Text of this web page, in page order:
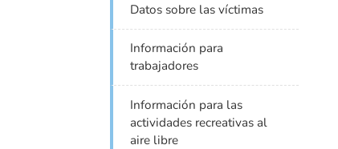
Datos sobre las víctimas
Información para
trabajadores
Información para las
actividades recreativas al
aire libre